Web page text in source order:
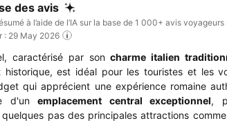
des avis
à l’aide de l’IA sur la base de 1 000+ avis voyageurs
: 29 May 2026
caractérisé par soncharme italien
historique, est idéal pour les touristes et les
qui apprécient une expérience romaine
d'un emplacement central exceptionnel,
pas des principales attractions comme